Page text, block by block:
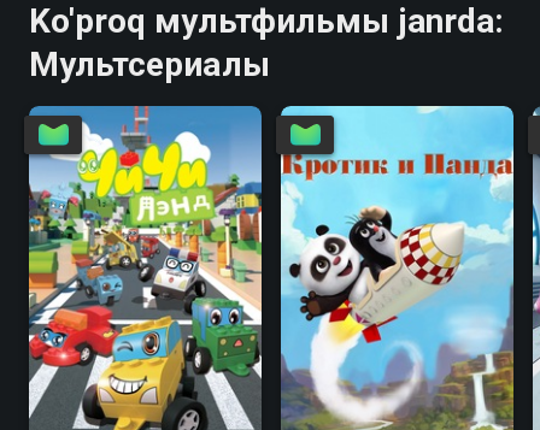
Ko'proq мультфильмы janrda:
Мультсериалы
7.7 7.4